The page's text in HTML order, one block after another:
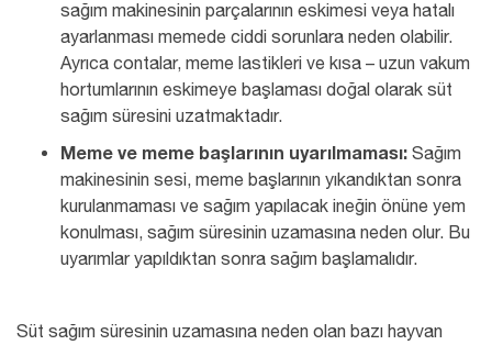
sağım makinesinin parçalarının eskimesi veya hatalı
ayarlanması memede ciddi sorunlara neden olabilir.
Ayrıca contalar, meme lastikleri ve kısa – uzun vakum
hortumlarının eskimeye başlaması doğal olarak süt
sağım süresini uzatmaktadır.
Meme ve meme başlarının uyarılmaması: Sağım
makinesinin sesi, meme başlarının yıkandıktan sonra
kurulanmaması ve sağım yapılacak ineğin önüne yem
konulması, sağım süresinin uzamasına neden olur. Bu
uyarımlar yapıldıktan sonra sağım başlamalıdır.
Süt sağım süresinin uzamasına neden olan bazı hayvan